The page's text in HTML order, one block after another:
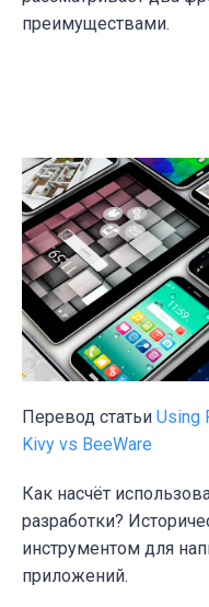
преимуществами.
Перевод статьи Using
Kivy vs BeeWare
Как насчёт
разработки?
инструментом для
приложений.